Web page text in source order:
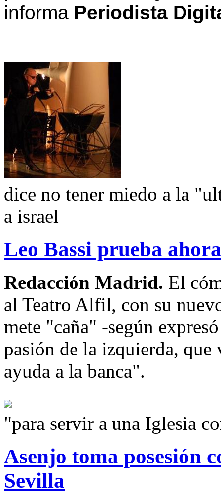
informa Periodista
dice no tener miedo a la
a israel
Leo Bassi prueba
Redacción Madrid. El
al Teatro Alfil, con su
mete "caña" -según
pasión de la izquierda,
ayuda a la banca".
"para servir a una Iglesia
Asenjo toma posesión
Sevilla